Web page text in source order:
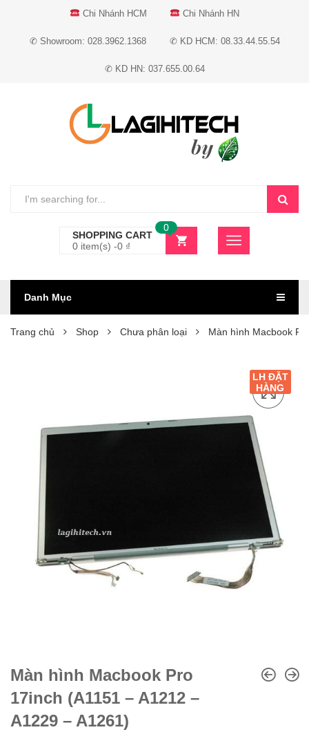
Chi Nhánh HCM Chi Nhánh HN
✆ Showroom: 028.3962.1368 ✆ KD HCM: 08.33.44.55.54
✆ KD HN: 037.655.00.64
SHOPPING CART
0 item(s) -0 ₫
0
Danh Mục
Trang chủ Shop Chưa phân loại Màn hình Macbook
LH ĐẶT
HÀNG
Màn hình Macbook Pro
17inch (A1151 – A1212 –
A1229 – A1261)